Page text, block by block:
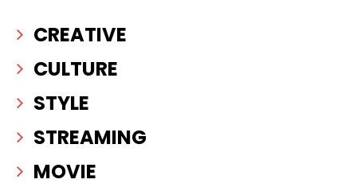
CREATIVE
CULTURE
STYLE
STREAMING
MOVIE